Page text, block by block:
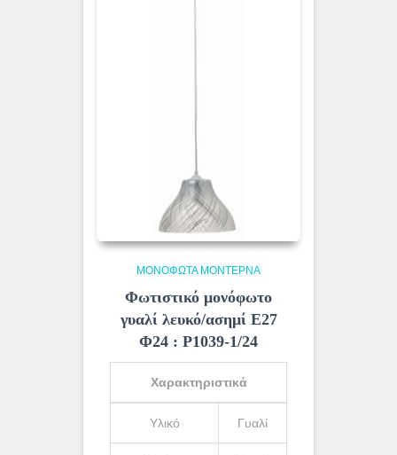
ΜΟΝΌΦΩΤΑ ΜΟΝΤΈΡΝΑ
Φωτιστικό μονόφωτο
γυαλί λευκό/ασημί Ε27
Φ24 : Ρ1039-1/24
Χαρακτηριστικά
Υλικό Γυαλί